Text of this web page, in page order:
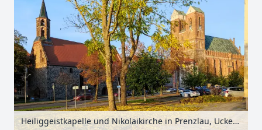
Heiliggeistkapelle und Nikolaikirche in Prenzlau, Uckermark, Brandenburg, Deutschland